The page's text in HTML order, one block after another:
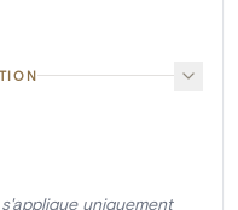
uniquement